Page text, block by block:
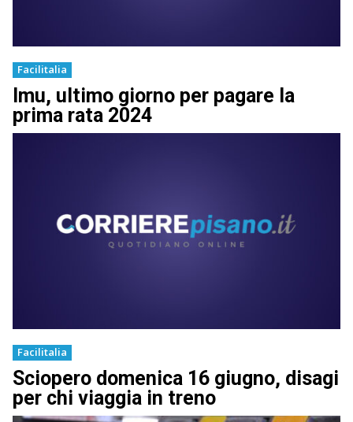
Facilitalia
Imu, ultimo giorno per pagare la
prima rata 2024
Facilitalia
Sciopero domenica 16 giugno, disagi
per chi viaggia in treno